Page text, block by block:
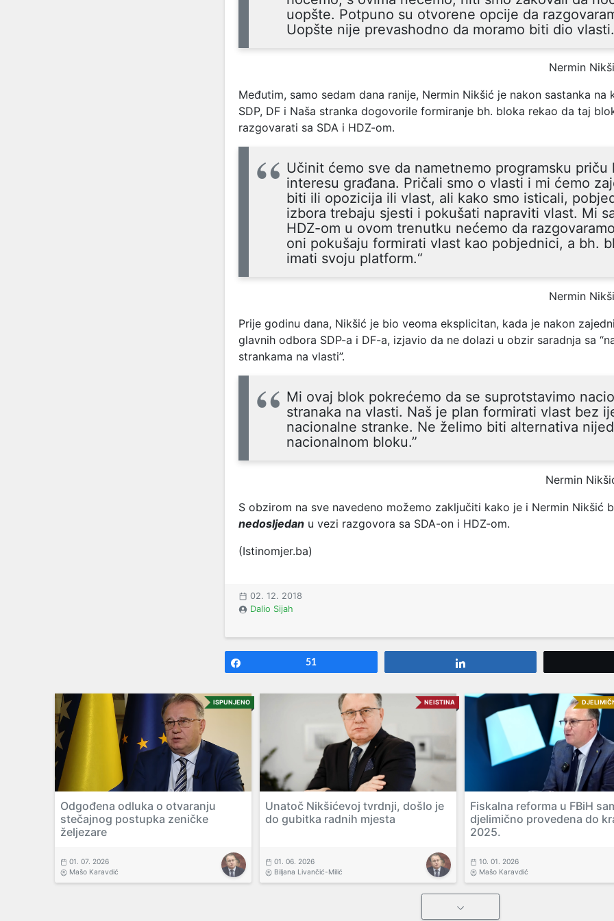
uopšte. Potpuno su otvorene opcije da
Uopšte nije prevashodno da moramo biti dio
Nermin
Međutim, samo sedam dana ranije, Nermin Nikšić je nakon sastanka na
SDP, DF i Naša stranka dogovorile formiranje bh. bloka rekao da taj
razgovarati sa SDA i HDZ-om.
Učinit ćemo sve da nametnemo programsku priču
interesu građana. Pričali smo o vlasti i mi ćemo
biti ili opozicija ili vlast, ali kako smo isticali,
izbora trebaju sjesti i pokušati napraviti vlast. Mi
HDZ-om u ovom trenutku nećemo da
oni pokušaju formirati vlast kao pobjednici, a bh.
imati svoju platform.“
Nermin
Prije godinu dana, Nikšić je bio veoma eksplicitan, kada je nakon
glavnih odbora SDP-a i DF-a, izjavio da ne dolazi u obzir saradnja sa
strankama na vlasti”.
Mi ovaj blok pokrećemo da se suprotstavimo
stranaka na vlasti. Naš je plan formirati vlast bez
nacionalne stranke. Ne želimo biti alternativa
nacionalnom bloku.”
Nermin
S obzirom na sve navedeno možemo zaključiti kako je i Nermin Nikšić
nedosljedan u vezi razgovora sa SDA-on i HDZ-om.
(Istinomjer.ba)
02. 12. 2018
Dalio Sijah
51
ISPUNJENO
Odgođena odluka o otvaranju
stečajnog postupka zeničke
željezare
01. 07. 2026
Mašo Karavdić
NEISTINA
Unatoč Nikšićevoj tvrdnji, došlo je
do gubitka radnih mjesta
01. 06. 2026
Biljana Livančić-Milić
Fiskalna reforma u FBiH
djelimično provedena do
2025.
10. 01. 2026
Mašo Karavdić